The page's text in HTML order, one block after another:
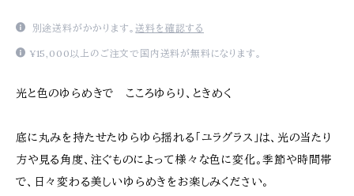
別途送料がかかります。送料を確認する
¥15,000以上のご注文で国内送料が無料になります。
光と色のゆらめきで こころゆらり、ときめく
底に丸みを持たせたゆらゆら揺れる「ユラグラス」は、光の当たり
方や見る角度、注ぐものによって様々な色に変化。季節や時間帯
で、日々変わる美しいゆらめきをお楽しみください。